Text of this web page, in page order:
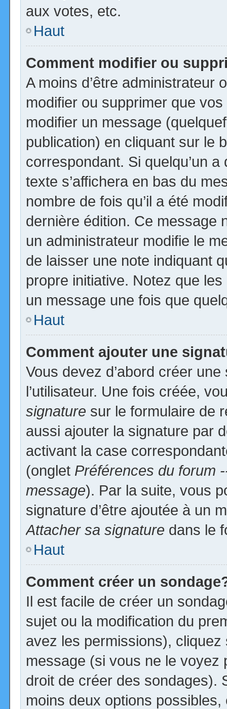
aux votes, etc.
Haut
Comment modifier ou
A moins d’être administrateur
modifier ou supprimer que
modifier un message
publication) en cliquant sur le
correspondant. Si quelqu’un
texte s’affichera en bas du
nombre de fois qu’il a été
dernière édition. Ce message
un administrateur modifie le
de laisser une note indiquant
propre initiative. Notez que
un message une fois que
Haut
Comment ajouter une
Vous devez d’abord créer
l’utilisateur. Une fois créée,
signature sur le formulaire de
aussi ajouter la signature par
activant la case
(onglet Préférences du forum
message). Par la suite, vous
signature d’être ajoutée à un
Attacher sa signature dans le
Haut
Comment créer un
Il est facile de créer un
sujet ou la modification du
avez les permissions), cliquez
message (si vous ne le voyez
droit de créer des sondages).
moins deux options